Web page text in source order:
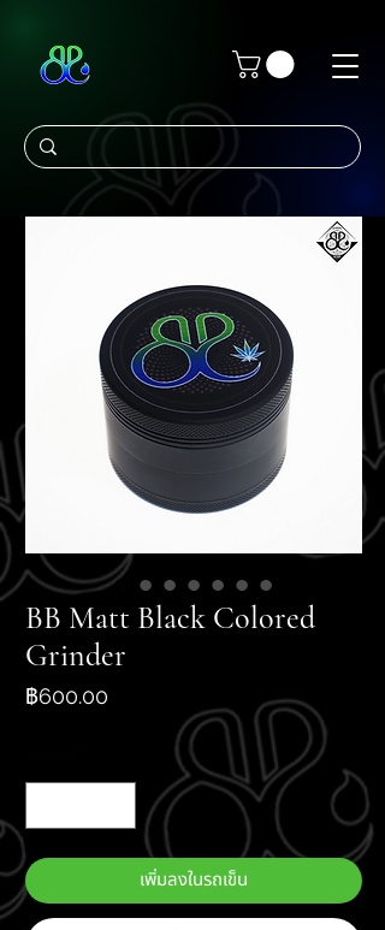
BB Matt Black Colored
Grinder
฿600.00
เพิ่มลงในรถเข็น